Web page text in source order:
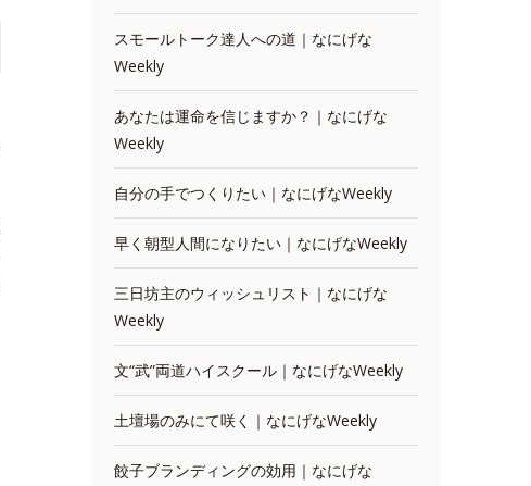
スモールトーク達人への道｜なにげな
Weekly
あなたは運命を信じますか？｜なにげな
Weekly
自分の手でつくりたい｜なにげなWeekly
早く朝型人間になりたい｜なにげなWeekly
三日坊主のウィッシュリスト｜なにげな
Weekly
文“武”両道ハイスクール｜なにげなWeekly
土壇場のみにて咲く｜なにげなWeekly
餃子ブランディングの効用｜なにげな